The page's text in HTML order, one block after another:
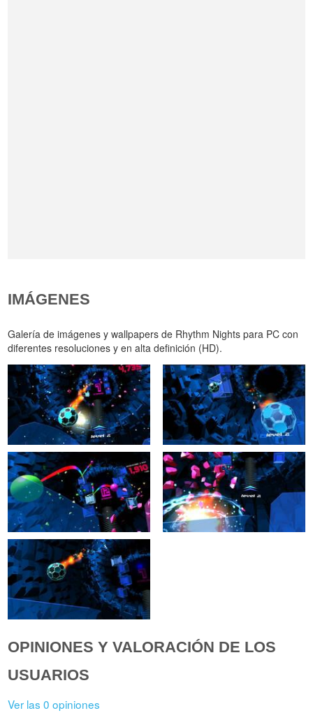
IMÁGENES
Galería de imágenes y wallpapers de Rhythm Nights para PC con
diferentes resoluciones y en alta definición (HD).
OPINIONES Y VALORACIÓN DE LOS
USUARIOS
Ver las 0 opiniones